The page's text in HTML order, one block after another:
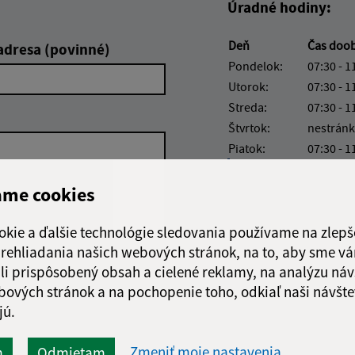
cookies
a ďalšie technológie sledovania používame na
našich webových stránok, na to, aby sme
prispôsobený obsah a cielené reklamy, na analýzu
stránok a na pochopenie toho, odkiaľ naši
(povinné)
Google reCaptcha Response
Odoslať
správu
Úradné hodiny:
Deň Čas
Pondelok:
07:30 -
Utorok:
07:30 -
Streda:
07:30 -
Štvrtok:
Piatok:
07:30 -